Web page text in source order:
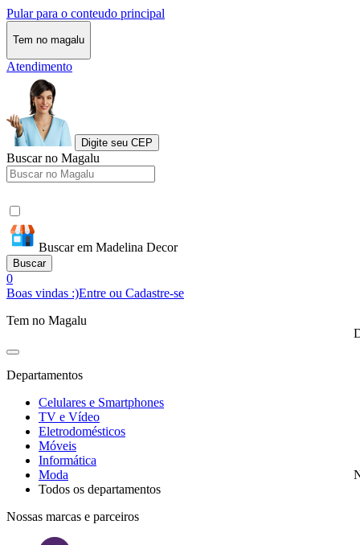
Pular para o conteudo principal
Tem no magalu
Atendimento
Digite seu CEP
Buscar no Magalu
Buscar em Madelina Decor
Buscar
0
Boas vindas :)Entre ou Cadastre-se
Tem no Magalu
Departamentos
Celulares e Smartphones
TV e Vídeo
Eletrodomésticos
Móveis
Informática
Moda
Todos os departamentos
Nossas marcas e parceiros